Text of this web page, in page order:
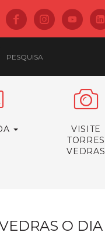
VISITE
TORRES
VEDRAS
O DIA